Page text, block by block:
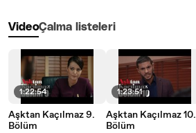
VideoÇalma listeleri
1:22:54
Aşktan Kaçılmaz 9.
Bölüm
1:23:51
Aşktan Kaçılmaz 10.
Bölüm